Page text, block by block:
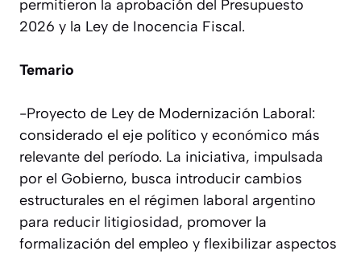
permitieron la aprobación del Presupuesto
2026 y la Ley de Inocencia Fiscal.
Temario
-Proyecto de Ley de Modernización Laboral:
considerado el eje político y económico más
relevante del período. La iniciativa, impulsada
por el Gobierno, busca introducir cambios
estructurales en el régimen laboral argentino
para reducir litigiosidad, promover la
formalización del empleo y flexibilizar aspectos